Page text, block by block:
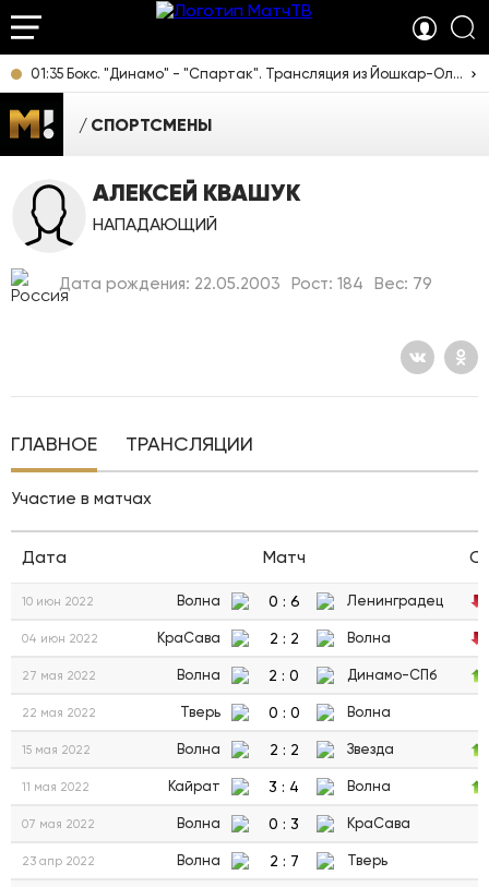
01:35 Бокс. "Динамо" - "Спартак". Трансляция из Йошкар-Олы [16+]
СПОРТСМЕНЫ
АЛЕКСЕЙ КВАШУК
НАПАДАЮЩИЙ
Дата рождения: 22.05.2003 Рост: 184 Вес: 79
ГЛАВНОЕ ТРАНСЛЯЦИИ
Участие в матчах
Дата Матч
10 июн 2022 Волна 0 : 6 Ленинградец
04 июн 2022 КраСава 2 : 2 Волна
27 мая 2022 Волна 2 : 0 Динамо-СПб
22 мая 2022 Тверь 0 : 0 Волна
15 мая 2022 Волна 2 : 2 Звезда
11 мая 2022 Кайрат 3 : 4 Волна
07 мая 2022 Волна 0 : 3 КраСава
23 апр 2022 Волна 2 : 7 Тверь